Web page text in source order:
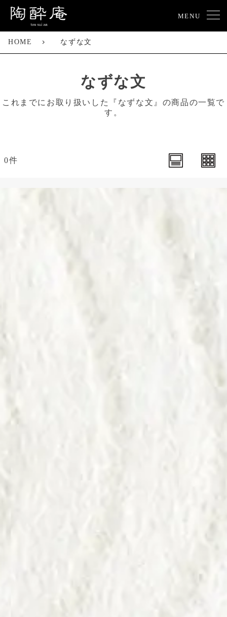
MENU
HOME なずな文
なずな文
これまでにお取り扱いした『なずな文』の商品の一覧で
す。
0件